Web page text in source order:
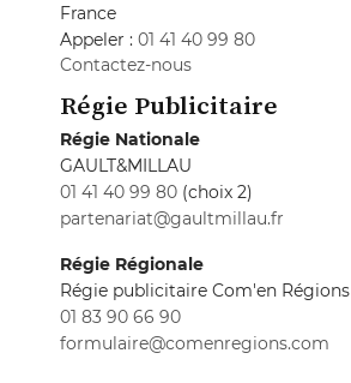
France
Appeler : 01 41 40 99 80
Contactez-nous
Régie Publicitaire
Régie Nationale
GAULT&MILLAU
01 41 40 99 80 (choix 2)
partenariat@gaultmillau.fr
Régie Régionale
Régie publicitaire Com'en Régions
01 83 90 66 90
formulaire@comenregions.com